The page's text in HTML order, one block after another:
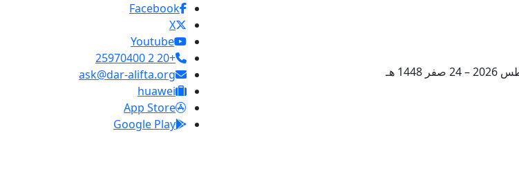
Facebook
X
Youtube
+20 2 25970400
ask@dar-alifta.org
huawei
App Store
Google Play